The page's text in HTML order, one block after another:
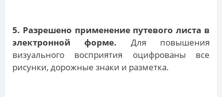
5. Разрешено применение путевого листа в
электронной форме. Для повышения
визуального восприятия оцифрованы все
рисунки, дорожные знаки и разметка.